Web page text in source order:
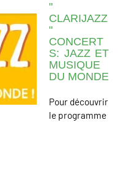
"
CLARIJAZZ
"
CONCERT
S: JAZZ ET
MUSIQUE
DU MONDE
Pour découvrir
le programme